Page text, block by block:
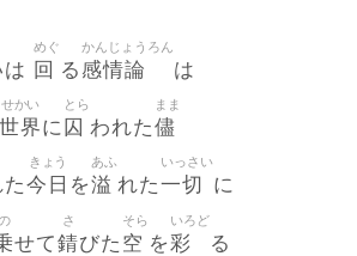
は 回
めぐ
る 感情論
かんじょうろん
は
世界
せかい
に 囚
とら
われた儘
まま
今日
きょう
を溢
あふ
れた一切
いっさい
に
せて錆
さ
びた 空
そら
を彩
いろど
る